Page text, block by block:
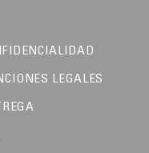
LEGALES